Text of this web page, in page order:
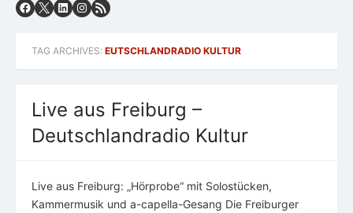
TAG ARCHIVES: EUTSCHLANDRADIO KULTUR
Live aus Freiburg –
Deutschlandradio Kultur
Live aus Freiburg: „Hörprobe“ mit Solostücken,
Kammermusik und a-capella-Gesang Die Freiburger